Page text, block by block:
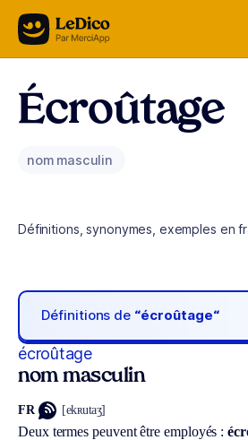
Aller au contenu
Écroûtage
nom masculin
Définitions, synonymes, exemples en
Définitions de “écroûtage“
écroûtage
nom masculin
FR [ekʀutaʒ]
Deux termes peuvent être employés :